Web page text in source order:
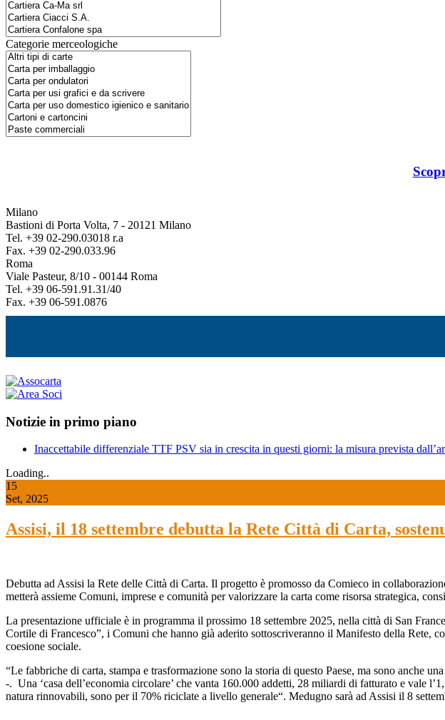
Categorie merceologiche
Milano
Bastioni di Porta Volta, 7 - 20121 Milano
Tel. +39 02-290.03018 r.a
Fax. +39 02-290.033.96
Roma
Viale Pasteur, 8/10 - 00144 Roma
Tel. +39 06-591.91.31/40
Fax. +39 06-591.0876
Notizie in primo piano
Inaccettabile differenziale TTF PSV sia in crescita in questi giorni: la misura prevista
Loading..
15
Set, 2025
Assisi, il 18 settembre debutta la Rete Città di Carta,
Debutta ad Assisi la Rete delle Città di Carta. Il progetto è promosso da Comieco in
metterà assieme Comuni, imprese e comunità per valorizzare la carta come risorsa strategica,
La presentazione ufficiale è in programma il prossimo 18 settembre 2025, nella città di San
Cortile di Francesco”, i Comuni che hanno già aderito sottoscriveranno il Manifesto della Rete,
coesione sociale.
“Le fabbriche di carta, stampa e trasformazione sono la storia di questo Paese, ma sono anche
-. Una ‘casa dell’economia circolare’ che vanta 160.000 addetti, 28 miliardi di fatturato e vale
natura rinnovabili, sono per il 70% riciclate a livello generale“. Medugno sarà ad Assisi il 8